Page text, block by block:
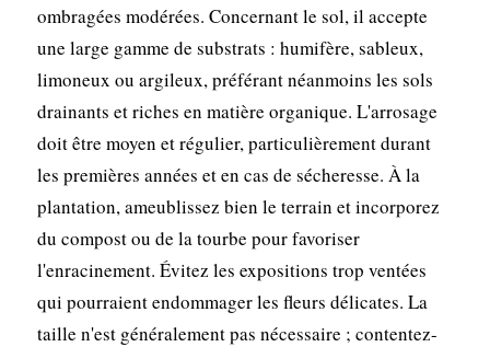
ombragées modérées. Concernant le sol, il accepte
une large gamme de substrats : humifère, sableux,
limoneux ou argileux, préférant néanmoins les sols
drainants et riches en matière organique. L'arrosage
doit être moyen et régulier, particulièrement durant
les premières années et en cas de sécheresse. À la
plantation, ameublissez bien le terrain et incorporez
du compost ou de la tourbe pour favoriser
l'enracinement. Évitez les expositions trop ventées
qui pourraient endommager les fleurs délicates. La
taille n'est généralement pas nécessaire ; contentez-